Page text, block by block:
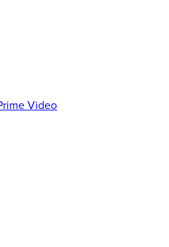
Video